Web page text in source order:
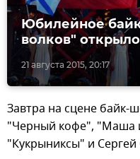
21 августа 2015, 20:17
Юбилейное
волков"
Завтра на сцене байк-
"Черный кофе", "Маша
"Кукрыниксы" и Сергей